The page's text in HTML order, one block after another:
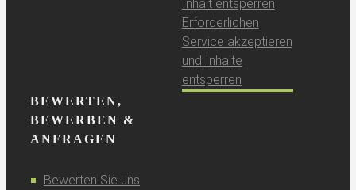
Inhalt entsperren
Erforderlichen
Service akzeptieren
und Inhalte
entsperren
BEWERTEN,
BEWERBEN &
ANFRAGEN
Bewerten Sie uns